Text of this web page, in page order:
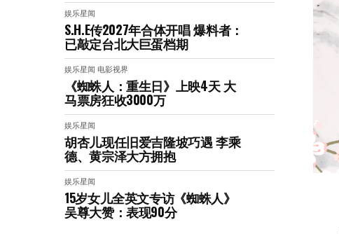
娱乐星闻
S.H.E传2027年合体开唱 爆料者：
已敲定台北大巨蛋档期
娱乐星闻 电影视界
《蜘蛛人：重生日》上映4天 大
马票房狂收3000万
娱乐星闻
胡杏儿现任旧爱吉隆坡巧遇 李乘
德、黄宗泽大方拥抱
娱乐星闻
15岁女儿全英文专访《蜘蛛人》
吴尊大赞：表现90分